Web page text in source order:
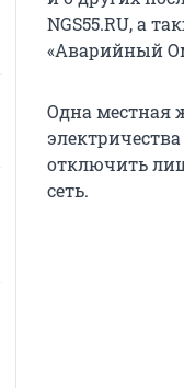
NGS55.RU, а
«Аварийный
Одна местная
отключить
сеть.